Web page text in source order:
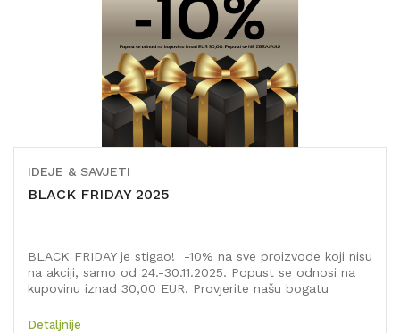
IDEJE & SAVJETI
BLACK FRIDAY 2025
BLACK FRIDAY je stigao! -10% na sve proizvode koji nisu
na akciji, samo od 24.-30.11.2025. Popust se odnosi na
kupovinu iznad 30,00 EUR. Provjerite našu bogatu
se automatski obračunava u košarici, nije potrebno
Detaljnije